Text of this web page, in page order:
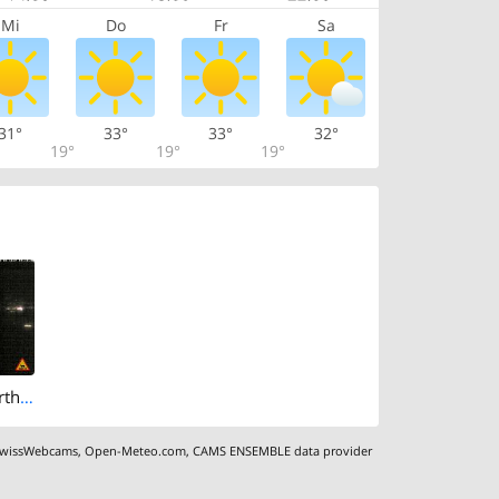
Mi Do Fr Sa
19°
33°
19°
33°
19°
32°
Altendorf › North: Freienbach-Hurden-Seefeld - Ledigatter (Seedammdurchlass) - Seedamm - Holzbrücke Rapperswil-Hurden
,Open-Meteo.com,CAMS ENSEMBLE data provider